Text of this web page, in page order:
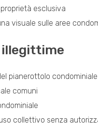
esclusiva
visuale sulle aree
pianerottolo condominiale
comuni
collettivo senza